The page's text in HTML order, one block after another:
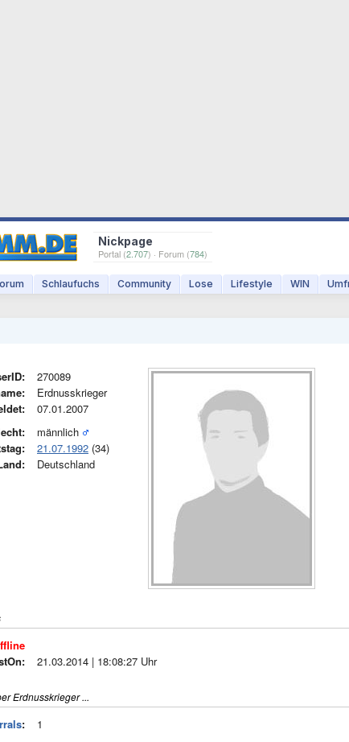
Nickpage
Portal (2.707) · Forum (784)
Schlaufuchs Community Lose Lifestyle WIN
270089
Erdnusskrieger
07.01.2007
männlich
21.07.1992 (34)
Deutschland
21.03.2014 | 18:08:27 Uhr
Erdnusskrieger ...
:
1